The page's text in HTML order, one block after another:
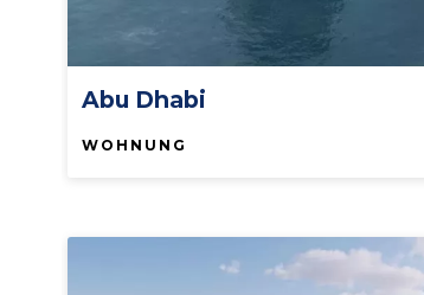
Abu Dhabi
WOHNUNG